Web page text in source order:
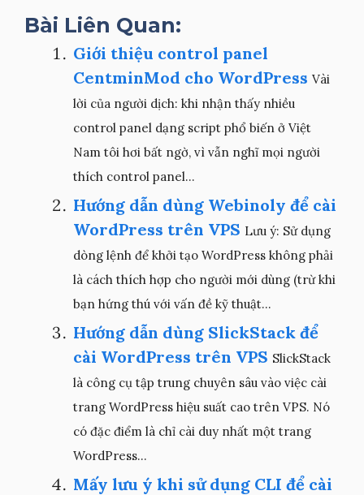
Bài Liên Quan:
Giới thiệu control panel
CentminMod cho WordPress Vài
lời của người dịch: khi nhận thấy nhiều
control panel dạng script phổ biến ở Việt
Nam tôi hơi bất ngờ, vì vẫn nghĩ mọi người
thích control panel...
Hướng dẫn dùng Webinoly để cài
WordPress trên VPS Lưu ý: Sử dụng
dòng lệnh để khởi tạo WordPress không phải
là cách thích hợp cho người mới dùng (trừ khi
bạn hứng thú với vấn đề kỹ thuật...
Hướng dẫn dùng SlickStack để
cài WordPress trên VPS SlickStack
là công cụ tập trung chuyên sâu vào việc cài
trang WordPress hiệu suất cao trên VPS. Nó
có đặc điểm là chỉ cài duy nhất một trang
WordPress...
Mấy lưu ý khi sử dụng CLI để cài